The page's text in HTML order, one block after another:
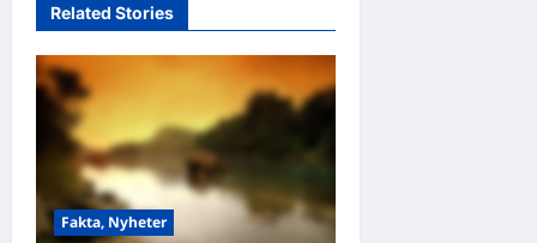
Related Stories
Fakta, Nyheter